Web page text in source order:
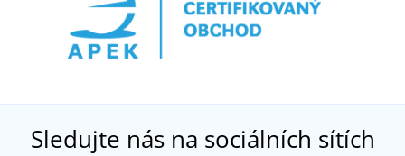
Sledujte nás na sociálních sítích